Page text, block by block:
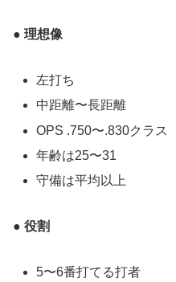
● 理想像
左打ち
中距離〜長距離
OPS .750〜.830クラス
年齢は25〜31
守備は平均以上
● 役割
5〜6番打てる打者